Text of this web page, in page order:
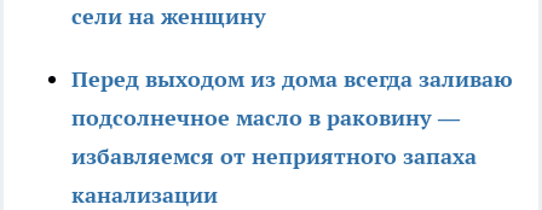
сели на женщину
Перед выходом из дома всегда заливаю
подсолнечное масло в раковину —
избавляемся от неприятного запаха
канализации